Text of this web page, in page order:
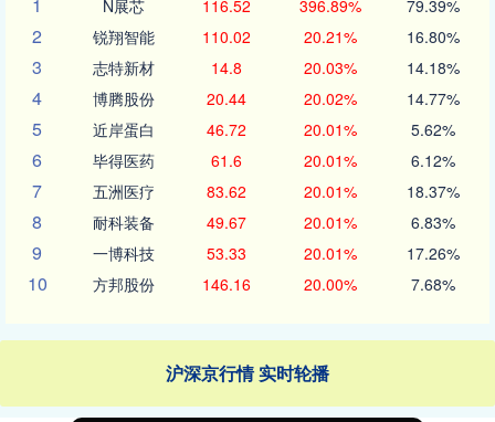
1
N展芯 116.52 396.89% 79.39%
2 锐翔智能 110.02 20.21% 16.80%
3 志特新材 14.8 20.03% 14.18%
4 博腾股份 20.44 20.02% 14.77%
5 近岸蛋白 46.72 20.01% 5.62%
6 毕得医药 61.6 20.01% 6.12%
7 五洲医疗 83.62 20.01% 18.37%
8 耐科装备 49.67 20.01% 6.83%
9 一博科技 53.33 20.01% 17.26%
10 方邦股份 146.16 20.00% 7.68%
沪深京行情 实时轮播